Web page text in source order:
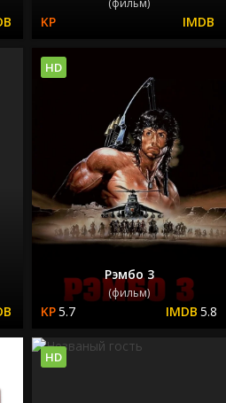
Рэмбо 3
(фильм)
5.7 5.8
HD
HD